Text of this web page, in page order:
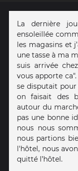
La dernière
ensoleillée
les magasins et
une tasse à ma
suis arrivée
vous apporte
se disputait
on faisait des
autour du
pas une bonne
nous nous
nous partions
l'hôtel, nous
quitté l’hôtel.